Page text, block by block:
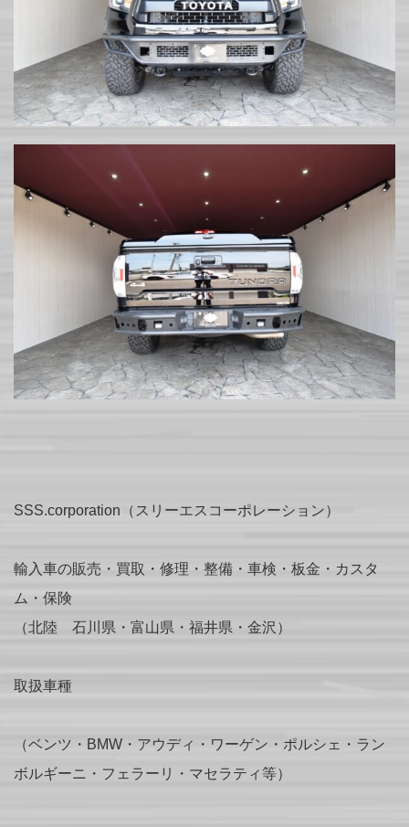
SSS.corporation（スリーエスコーポレーション）
輸入車の販売・買取・修理・整備・車検・板金・カスタ
ム・保険
（北陸 石川県・富山県・福井県・金沢）
取扱車種
（ベンツ・BMW・アウディ・ワーゲン・ポルシェ・ラン
ボルギーニ・フェラーリ・マセラティ等）